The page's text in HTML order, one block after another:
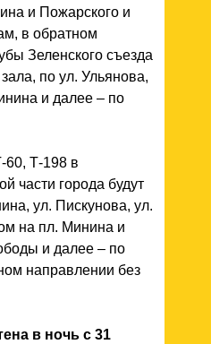
и Пожарского и
в обратном
Зеленского съезда
по ул. Ульянова,
и далее – по
Т-198 в
части города будут
ул. Пискунова, ул.
на пл. Минина и
и далее – по
направлении без
в ночь с 31